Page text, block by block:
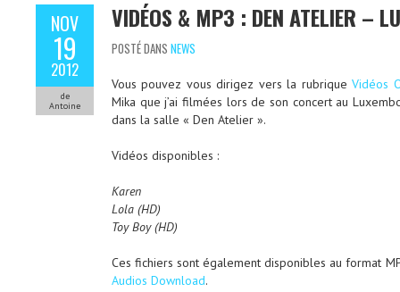
NOV
19
2012
de
Antoine
VIDÉOS & MP3 : DEN ATELIER –
POSTÉ DANS NEWS
Vous pouvez vous dirigez vers la rubriqueVidéos
Mika que j’ai filmées lors de son concert au
dans la salle « Den Atelier ».
Vidéos disponibles :
Karen
Lola (HD)
Toy Boy (HD)
Ces fichiers sont également disponibles au format
Audios Download.